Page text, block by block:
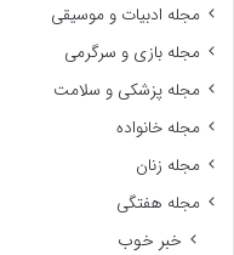
مجله ادبیات و موسیقی
مجله بازی و سرگرمی
مجله پزشکی و سلامت
مجله خانواده
مجله زنان
مجله هفتگی
خبر خوب